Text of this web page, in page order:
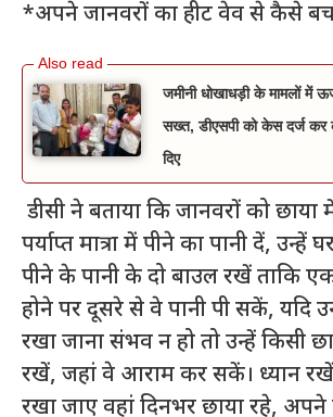
*अपने जानवरों का हीट वेव से कैसे
जमीनी धोखाधड़ी के मामलों में
सख्त, डीएसपी को केस दर्ज कर
दिए
डीसी ने बताया कि जानवरों को
पर्याप्त मात्रा में पीने का पानी दें, उन्हें
पीने के पानी के दो बाउल रखें ताकि
होने पर दूसरे से वे पानी पी सकें, यदि
रखा जाना संभव न हो तो उन्हें किसी
रखें, जहां वे आराम कर सकें। ध्यान रखें
रखा जाए वहां दिनभर छाया रहे,